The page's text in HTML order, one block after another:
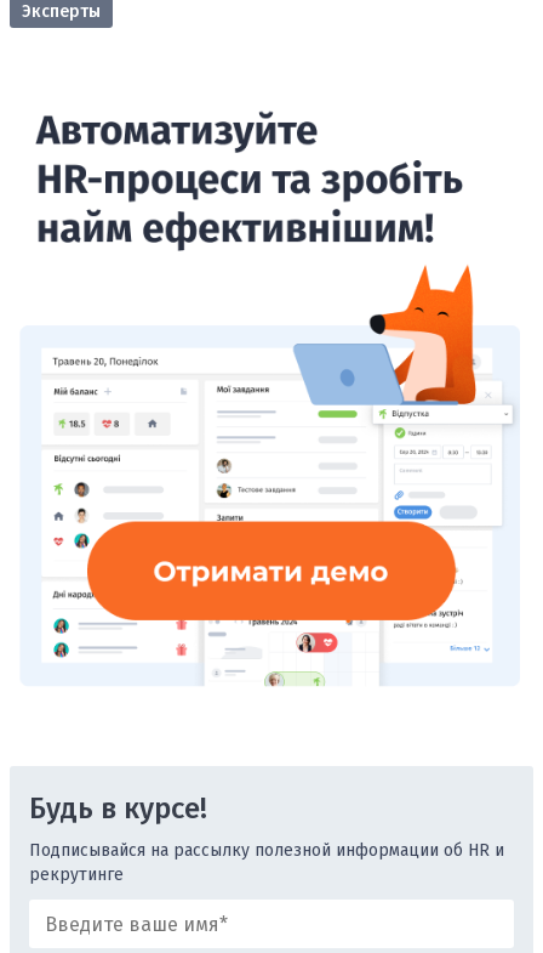
Эксперты
Будь в курсе!
Подписывайся на рассылку полезной информации об HR и
рекрутинге